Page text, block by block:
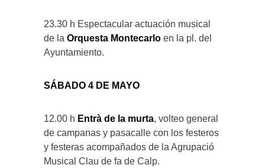
23.30 h Espectacular actuación musical
de la Orquesta Montecarlo en la pl. del
Ayuntamiento.
SÁBADO 4 DE MAYO
12.00 h Entrà de la murta, volteo general
de campanas y pasacalle con los festeros
y festeras acompañados de la Agrupació
Musical Clau de fa de Calp.